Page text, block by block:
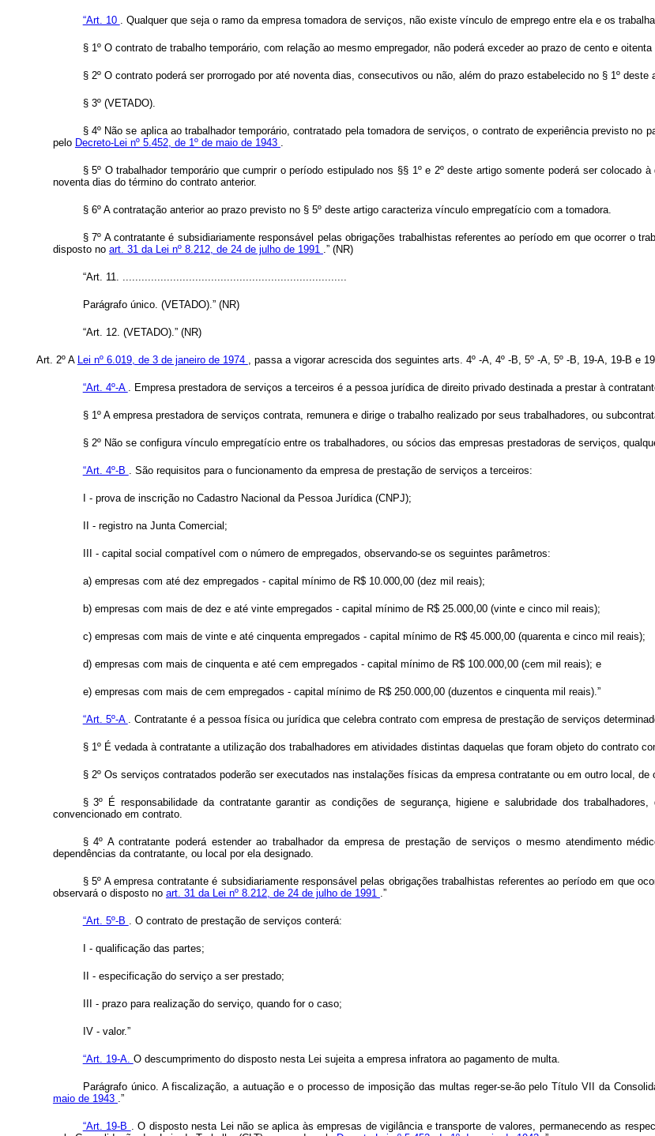
“Art. 10 . Qualquer que seja o ramo da empresa tomadora de serviços, não existe vínculo de emprego entre ela e os
§ 1º O contrato de trabalho temporário, com relação ao mesmo empregador, não poderá exceder ao prazo de cento e
§ 2º O contrato poderá ser prorrogado por até noventa dias, consecutivos ou não, além do prazo estabelecido no § 1º
§ 3º (VETADO).
§ 4º Não se aplica ao trabalhador temporário, contratado pela tomadora de serviços, o contrato de experiência previsto no
pelo Decreto-Lei nº 5.452, de 1º de maio de 1943 .
§ 5º O trabalhador temporário que cumprir o período estipulado nos §§ 1º e 2º deste artigo somente poderá ser
noventa dias do término do contrato anterior.
§ 6º A contratação anterior ao prazo previsto no § 5º deste artigo caracteriza vínculo empregatício com a tomadora.
§ 7º A contratante é subsidiariamente responsável pelas obrigações trabalhistas referentes ao período em que ocorrer o
disposto no art. 31 da Lei nº 8.212, de 24 de julho de 1991 .” (NR)
“Art. 11. .......................................................................
Parágrafo único. (VETADO).” (NR)
“Art. 12. (VETADO).” (NR)
Art. 2º A Lei nº 6.019, de 3 de janeiro de 1974 , passa a vigorar acrescida dos seguintes arts. 4º -A, 4º -B, 5º -A, 5º -B, 19-A, 19-B e
“Art. 4º-A . Empresa prestadora de serviços a terceiros é a pessoa jurídica de direito privado destinada a prestar à
§ 1º A empresa prestadora de serviços contrata, remunera e dirige o trabalho realizado por seus trabalhadores, ou
§ 2º Não se configura vínculo empregatício entre os trabalhadores, ou sócios das empresas prestadoras de serviços,
“Art. 4º-B . São requisitos para o funcionamento da empresa de prestação de serviços a terceiros:
I - prova de inscrição no Cadastro Nacional da Pessoa Jurídica (CNPJ);
II - registro na Junta Comercial;
III - capital social compatível com o número de empregados, observando-se os seguintes parâmetros:
a) empresas com até dez empregados - capital mínimo de R$ 10.000,00 (dez mil reais);
b) empresas com mais de dez e até vinte empregados - capital mínimo de R$ 25.000,00 (vinte e cinco mil reais);
c) empresas com mais de vinte e até cinquenta empregados - capital mínimo de R$ 45.000,00 (quarenta e cinco mil reais);
d) empresas com mais de cinquenta e até cem empregados - capital mínimo de R$ 100.000,00 (cem mil reais); e
e) empresas com mais de cem empregados - capital mínimo de R$ 250.000,00 (duzentos e cinquenta mil reais).”
“Art. 5º-A . Contratante é a pessoa física ou jurídica que celebra contrato com empresa de prestação de serviços
§ 1º É vedada à contratante a utilização dos trabalhadores em atividades distintas daquelas que foram objeto do contrato
§ 2º Os serviços contratados poderão ser executados nas instalações físicas da empresa contratante ou em outro local, de
§ 3º É responsabilidade da contratante garantir as condições de segurança, higiene e salubridade dos
convencionado em contrato.
§ 4º A contratante poderá estender ao trabalhador da empresa de prestação de serviços o mesmo atendimento
dependências da contratante, ou local por ela designado.
§ 5º A empresa contratante é subsidiariamente responsável pelas obrigações trabalhistas referentes ao período em que
observará o disposto no art. 31 da Lei nº 8.212, de 24 de julho de 1991 .”
“Art. 5º-B . O contrato de prestação de serviços conterá:
I - qualificação das partes;
II - especificação do serviço a ser prestado;
III - prazo para realização do serviço, quando for o caso;
IV - valor.”
“Art. 19-A. O descumprimento do disposto nesta Lei sujeita a empresa infratora ao pagamento de multa.
Parágrafo único. A fiscalização, a autuação e o processo de imposição das multas reger-se-ão pelo Título VII da
maio de 1943 .”
“Art. 19-B . O disposto nesta Lei não se aplica às empresas de vigilância e transporte de valores, permanecendo as